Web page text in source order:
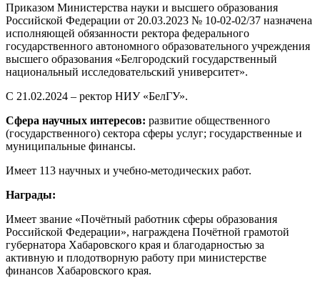
Приказом Министерства науки и высшего образования
Российской Федерации от 20.03.2023 № 10-02-02/37 назначена
исполняющей обязанности ректора федерального
государственного автономного образовательного учреждения
высшего образования «Белгородский государственный
национальный исследовательский университет».
C 21.02.2024 – ректор НИУ «БелГУ».
Сфера научных интересов: развитие общественного
(государственного) сектора сферы услуг; государственные и
муниципальные финансы.
Имеет 113 научных и учебно-методических работ.
Награды:
Имеет звание «Почётный работник сферы образования
Российской Федерации», награждена Почётной грамотой
губернатора Хабаровского края и благодарностью за
активную и плодотворную работу при министерстве
финансов Хабаровского края.